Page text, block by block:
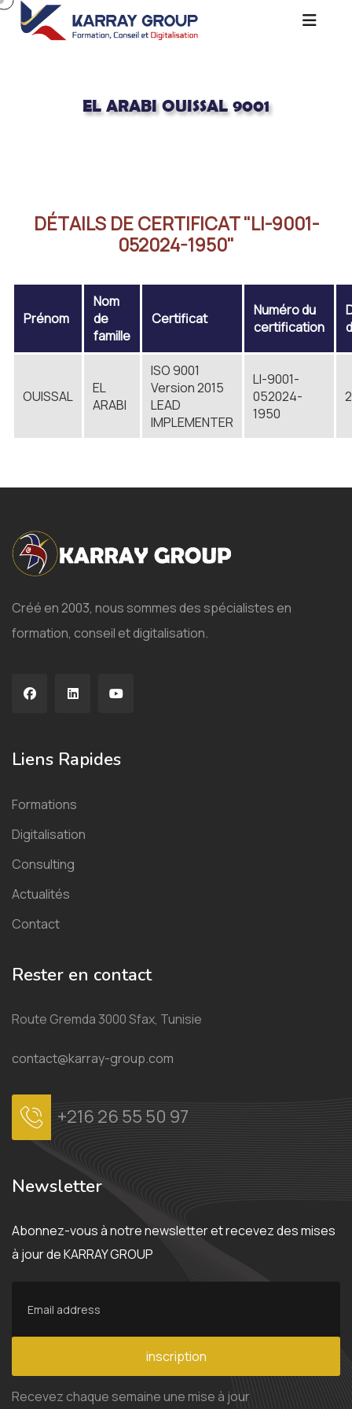
EL ARABI OUISSAL 9001
DÉTAILS DE CERTIFICAT "LI-9001-
052024-1950"
Prénom
Nom
de
famille
Certificat
Numéro du
certification
OUISSAL
EL
ARABI
ISO 9001
Version 2015
LEAD
IMPLEMENTER
LI-9001-
052024-
1950
Créé en 2003, nous sommes des spécialistes en
formation, conseil et digitalisation.
Liens Rapides
Formations
Digitalisation
Consulting
Actualités
Contact
Rester en contact
Route Gremda 3000 Sfax, Tunisie
contact@karray-group.com
+216 26 55 50 97
Newsletter
Abonnez-vous à notre newsletter et recevez des mises
à jour de KARRAY GROUP
inscription
Recevez chaque semaine une mise à jour